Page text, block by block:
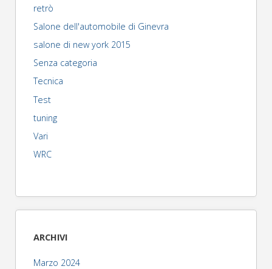
retrò
Salone dell'automobile di Ginevra
salone di new york 2015
Senza categoria
Tecnica
Test
tuning
Vari
WRC
ARCHIVI
Marzo 2024